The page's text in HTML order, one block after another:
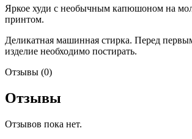
Яркое худи с необычным капюшоном на
принтом.
Деликатная машинная стирка. Перед
изделие необходимо постирать.
Отзывы (0)
Отзывы
Отзывов пока нет.